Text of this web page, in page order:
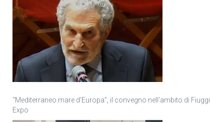
“Mediterraneo mare d’Europa”, il convegno nell’ambito di Fiuggi
Expo